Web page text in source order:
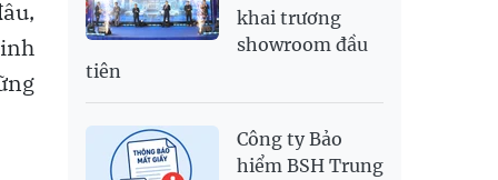
khai trương
showroom đầu
tiên
Công ty Bảo
hiểm BSH Trung